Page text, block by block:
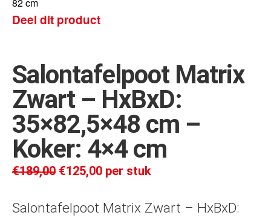
Deel dit product
Salontafelpoot Matrix
Zwart – HxBxD:
35×82,5×48 cm –
Koker: 4×4 cm
€189,00 €125,00 per stuk
Salontafelpoot Matrix Zwart – HxBxD: